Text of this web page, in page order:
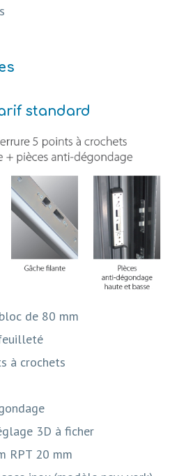
standard
de 80 mm
à crochets
3D à ficher
RPT 20 mm